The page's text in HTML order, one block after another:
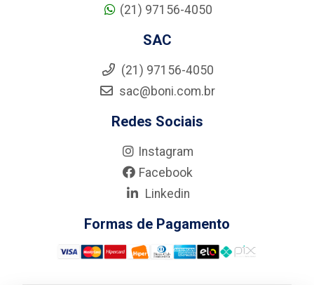
(21) 97156-4050
SAC
(21) 97156-4050
sac@boni.com.br
Redes Sociais
Instagram
Facebook
Linkedin
Formas de Pagamento